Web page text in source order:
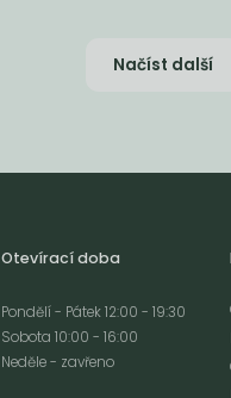
Načíst další
Otevírací doba
Pondělí - Pátek 12:00 - 19:30
Sobota 10:00 - 16:00
Neděle - zavřeno